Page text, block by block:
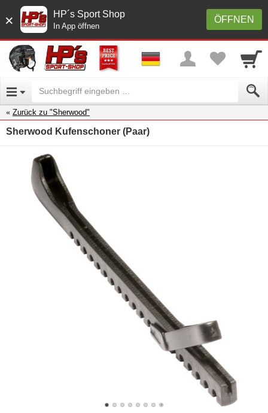
× ÖFFNEN
HP´s Sport Shop
In App öffnen
Zurück zu "Sherwood"
Sherwood Kufenschoner (Paar)